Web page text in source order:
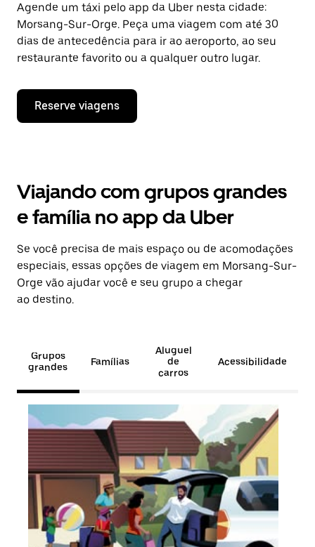
Agende um táxi pelo app da Uber nesta cidade:
Morsang-Sur-Orge. Peça uma viagem com até 30
dias de antecedência para ir ao aeroporto, ao seu
restaurante favorito ou a qualquer outro lugar.
Reserve viagens
Viajando com grupos grandes
e família no app da Uber
Se você precisa de mais espaço ou de acomodações
especiais, essas opções de viagem em Morsang-Sur-
Orge vão ajudar você e seu grupo a chegar
ao destino.
Grupos
grandes
Famílias
Aluguel
de
carros
Acessibilidade